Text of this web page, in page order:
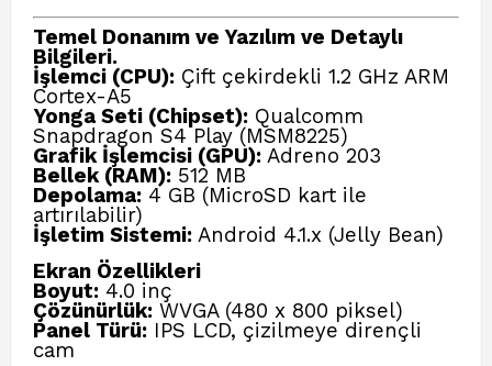
Temel Donanım ve Yazılım ve Detaylı
Bilgileri.
İşlemci (CPU): Çift çekirdekli 1.2 GHz ARM
Cortex-A5
Yonga Seti (Chipset): Qualcomm
Snapdragon S4 Play (MSM8225)
Grafik İşlemcisi (GPU): Adreno 203
Bellek (RAM): 512 MB
Depolama: 4 GB (MicroSD kart ile
artırılabilir)
İşletim Sistemi: Android 4.1.x (Jelly Bean)
Ekran Özellikleri
Boyut: 4.0 inç
Çözünürlük: WVGA (480 x 800 piksel)
Panel Türü: IPS LCD, çizilmeye dirençli
cam